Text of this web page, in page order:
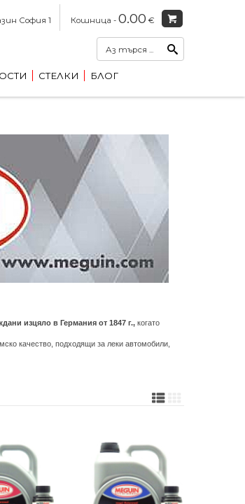
София 1 Кошница - 0.00 €
СТЕЛКИ БЛОГ
изцяло в Германия от 1847 г., когато
качество, подходящи за леки автомобили,